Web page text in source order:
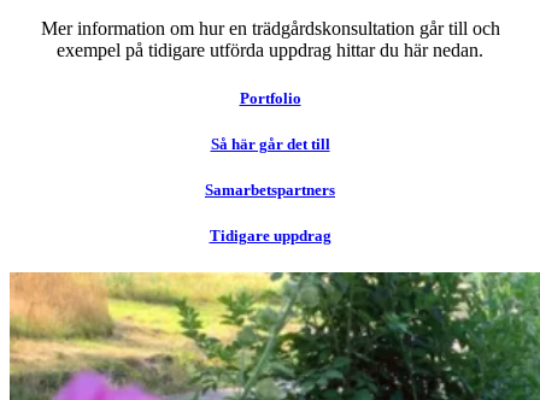
Mer information om hur en trädgårdskonsultation går till och
exempel på tidigare utförda uppdrag hittar du här nedan.
Portfolio
Så här går det till
Samarbetspartners
Tidigare uppdrag